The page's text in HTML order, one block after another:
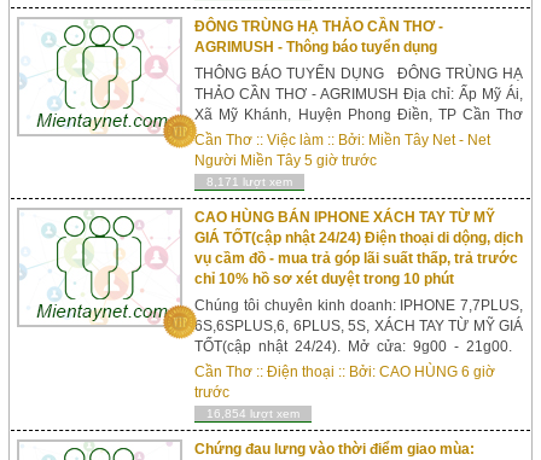
ĐÔNG TRÙNG HẠ THẢO CẦN THƠ -
AGRIMUSH - Thông báo tuyển dụng
THÔNG BÁO TUYỂN DỤNG ĐÔNG TRÙNG HẠ
THẢO CẦN THƠ - AGRIMUSH Địa chỉ: Ấp Mỹ Ái,
Xã Mỹ Khánh, Huyện Phong Điền, TP Cần Thơ
(Đối diện khu du lịch Ông Đề) Điện thoại: 0292
626 6366 Do nhu cầu phát triển thị trường chúng
tôi cần tuyển dụng ...
Cần Thơ ::Việc làm :: Bởi: Miền Tây Net - Net
Người Miền Tây 5 giờ trước
8,171 lượt xem
CAO HÙNG BÁN IPHONE XÁCH TAY TỪ MỸ
GIÁ TỐT(cập nhật 24/24) Điện thoại di dộng, dịch
vụ cầm đồ - mua trả góp lãi suất thấp, trả trước
chỉ 10% hồ sơ xét duyệt trong 10 phút
Chúng tôi chuyên kinh doanh: IPHONE 7,7PLUS,
6S,6SPLUS,6, 6PLUS, 5S, XÁCH TAY TỪ MỸ GIÁ
TỐT(cập nhật 24/24). Mở cửa: 9g00 - 21g00.
CỬA HÀNG ĐTDĐ - DỊCH VỤ CẦM ĐỒ CAO
HÙNG BÁN ĐIỆN THOẠI CHẤP NHẬN
THANH TOÁN QUA THẺ: - Tấ...
Cần Thơ ::Điện thoại :: Bởi:CAO HÙNG6 giờ
trước
16,854 lượt xem
Chứng đau lưng vào thời điểm giao mùa: